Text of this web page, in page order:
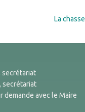
La
secrétariat
, secrétariat
demande avec le Maire